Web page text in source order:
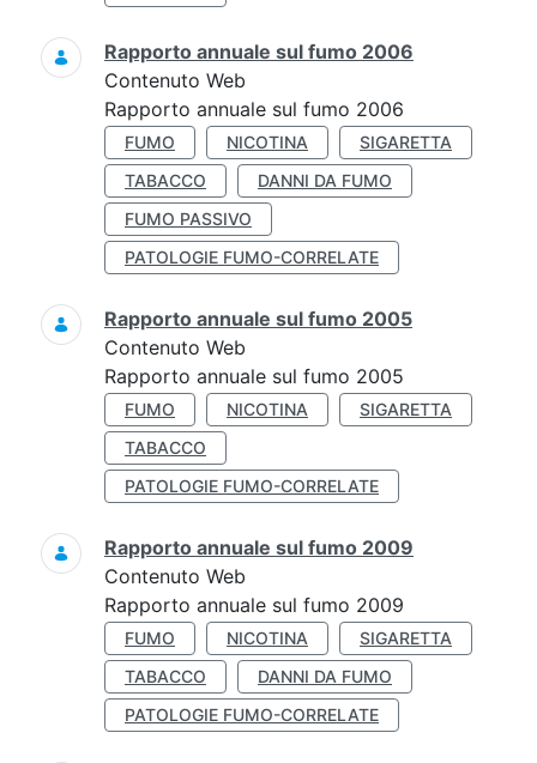
Rapporto annuale sul fumo 2006
Contenuto Web
Rapporto annuale sul fumo 2006
FUMO NICOTINA
SIGARETTA
TABACCO
DANNI DA FUMO
FUMO PASSIVO
PATOLOGIE FUMO-CORRELATE
Rapporto annuale sul fumo 2005
Contenuto Web
Rapporto annuale sul fumo 2005
FUMO NICOTINA
SIGARETTA
TABACCO
PATOLOGIE FUMO-CORRELATE
Rapporto annuale sul fumo 2009
Contenuto Web
Rapporto annuale sul fumo 2009
FUMO NICOTINA
SIGARETTA
TABACCO
DANNI DA FUMO
PATOLOGIE FUMO-CORRELATE